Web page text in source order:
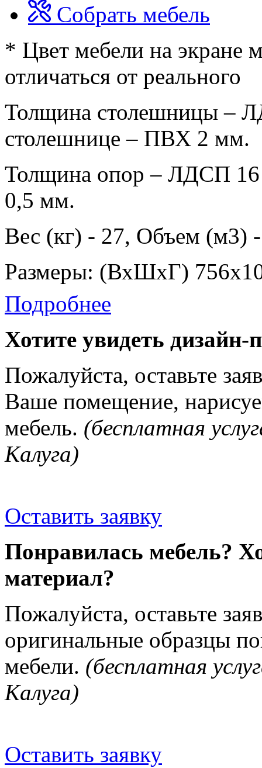
Собрать мебель
* Цвет мебели на экране
отличаться от реального
Толщина столешницы –
столешнице – ПВХ 2 мм.
Толщина опор – ЛДСП
0,5 мм.
Вес (кг) - 27, Объем (м3)
Размеры: (ВхШхГ)
Подробнее
Хотите увидеть дизайн-
Пожалуйста, оставьте
Ваше помещение,
мебель. (бесплатная
Калуга)
Оставить заявку
Понравилась мебель?
материал?
Пожалуйста, оставьте
оригинальные образцы
мебели. (бесплатная
Калуга)
Оставить заявку